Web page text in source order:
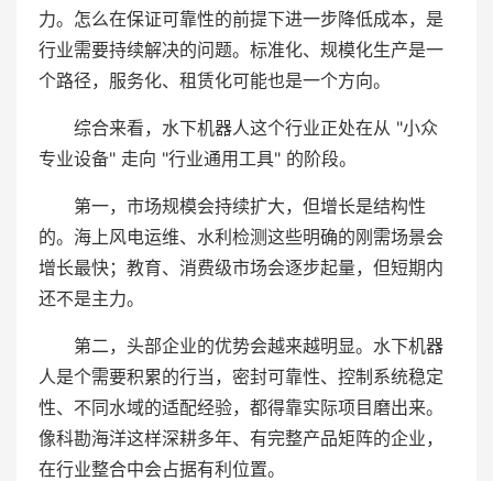
力。怎么在保证可靠性的前提下进一步降低成本，是
行业需要持续解决的问题。标准化、规模化生产是一
个路径，服务化、租赁化可能也是一个方向。
综合来看，水下机器人这个行业正处在从 "小众
专业设备" 走向 "行业通用工具" 的阶段。
第一，市场规模会持续扩大，但增长是结构性
的。海上风电运维、水利检测这些明确的刚需场景会
增长最快；教育、消费级市场会逐步起量，但短期内
还不是主力。
第二，头部企业的优势会越来越明显。水下机器
人是个需要积累的行当，密封可靠性、控制系统稳定
性、不同水域的适配经验，都得靠实际项目磨出来。
像科勘海洋这样深耕多年、有完整产品矩阵的企业，
在行业整合中会占据有利位置。